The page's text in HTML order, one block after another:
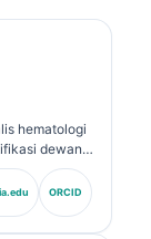
hematologi
dewan,
dalam
di
ORCID